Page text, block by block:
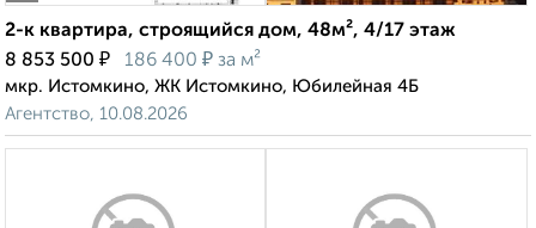
2-к квартира, строящийся дом, 48м², 4/17 этаж
8 853 500 ₽ 186 400 ₽ за м²
мкр. Истомкино, ЖК Истомкино, Юбилейная 4Б
Агентство, 10.08.2026